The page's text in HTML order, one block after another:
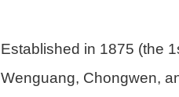
Established in 1875 (the
Wenguang, Chongwen,